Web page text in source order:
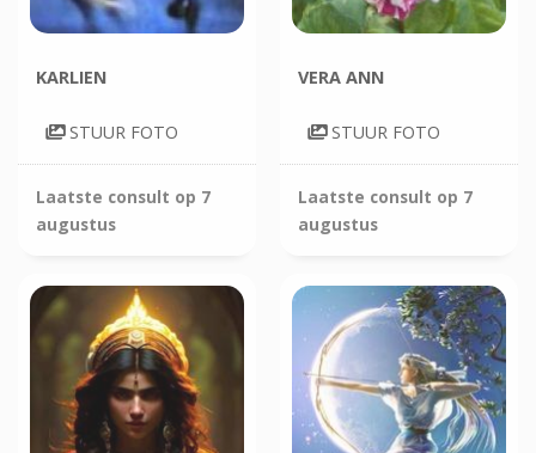
KARLIEN
STUUR FOTO
Laatste consult op 7
augustus
VERA ANN
STUUR FOTO
Laatste consult op 7
augustus